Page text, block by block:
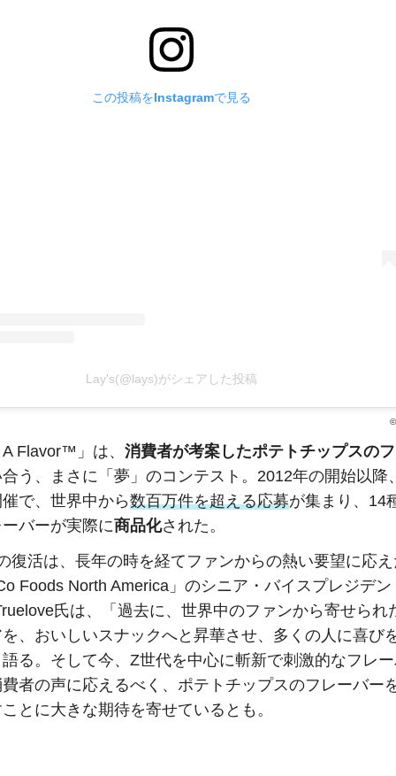
この投稿をInstagramで見る
Lay's(@lays)がシェアした投稿
A Flavor™」は、 消費者が考案したポテトチップスの
合う、まさに「夢」のコンテスト。2012年の開始以降
で、世界中から数百万件を超える応募が集まり、14
バーが実際に商品化された。
復活は、長年の時を経てファンからの熱い要望に応
Foods North America」のシニア・バイスプレジデ
氏は、「過去に、世界中のファンから寄せられ
、おいしいスナックへと昇華させ、多くの人に喜び
語る。そして今、Z世代を中心に斬新で刺激的なフレ
者の声に応えるべく、ポテトチップスのフレーバー
とに大きな期待を寄せているとも。